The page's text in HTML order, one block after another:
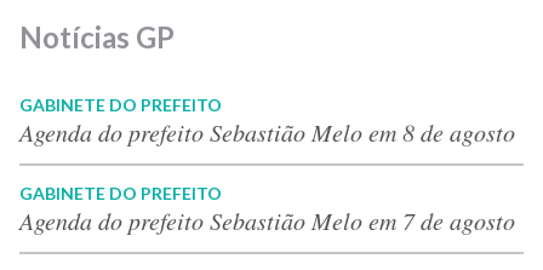
Notícias GP
GABINETE DO PREFEITO
Agenda do prefeito Sebastião Melo em 8 de agosto
GABINETE DO PREFEITO
Agenda do prefeito Sebastião Melo em 7 de agosto